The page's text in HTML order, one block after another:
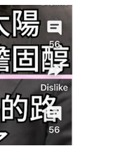
基因，會啟動保護
了。 這也是
我們也能看到這
個不吃、那個不
意
胞可能會有更好